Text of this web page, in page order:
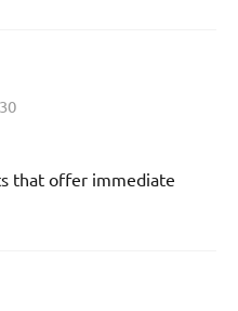
that offer immediate